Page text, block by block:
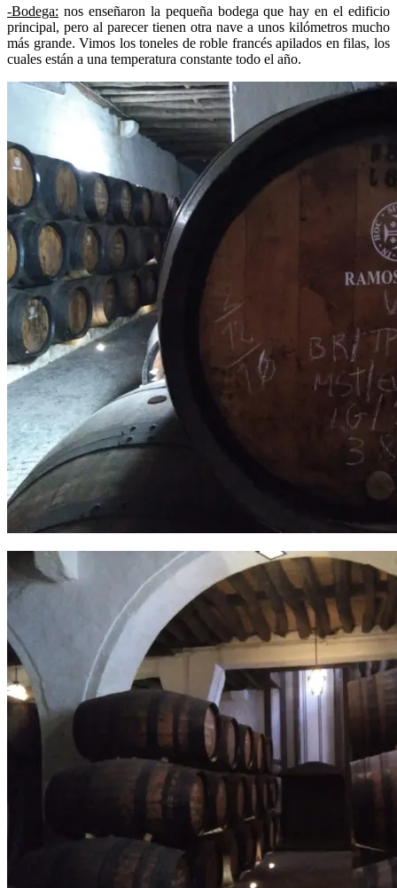
-Bodega: nos enseñaron la pequeña bodega que hay en el edificio
principal, pero al parecer tienen otra nave a unos kilómetros mucho
más grande. Vimos los toneles de roble francés apilados en filas, los
cuales están a una temperatura constante todo el año.